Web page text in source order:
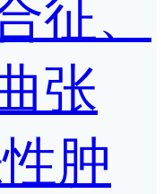
征、
张
肿